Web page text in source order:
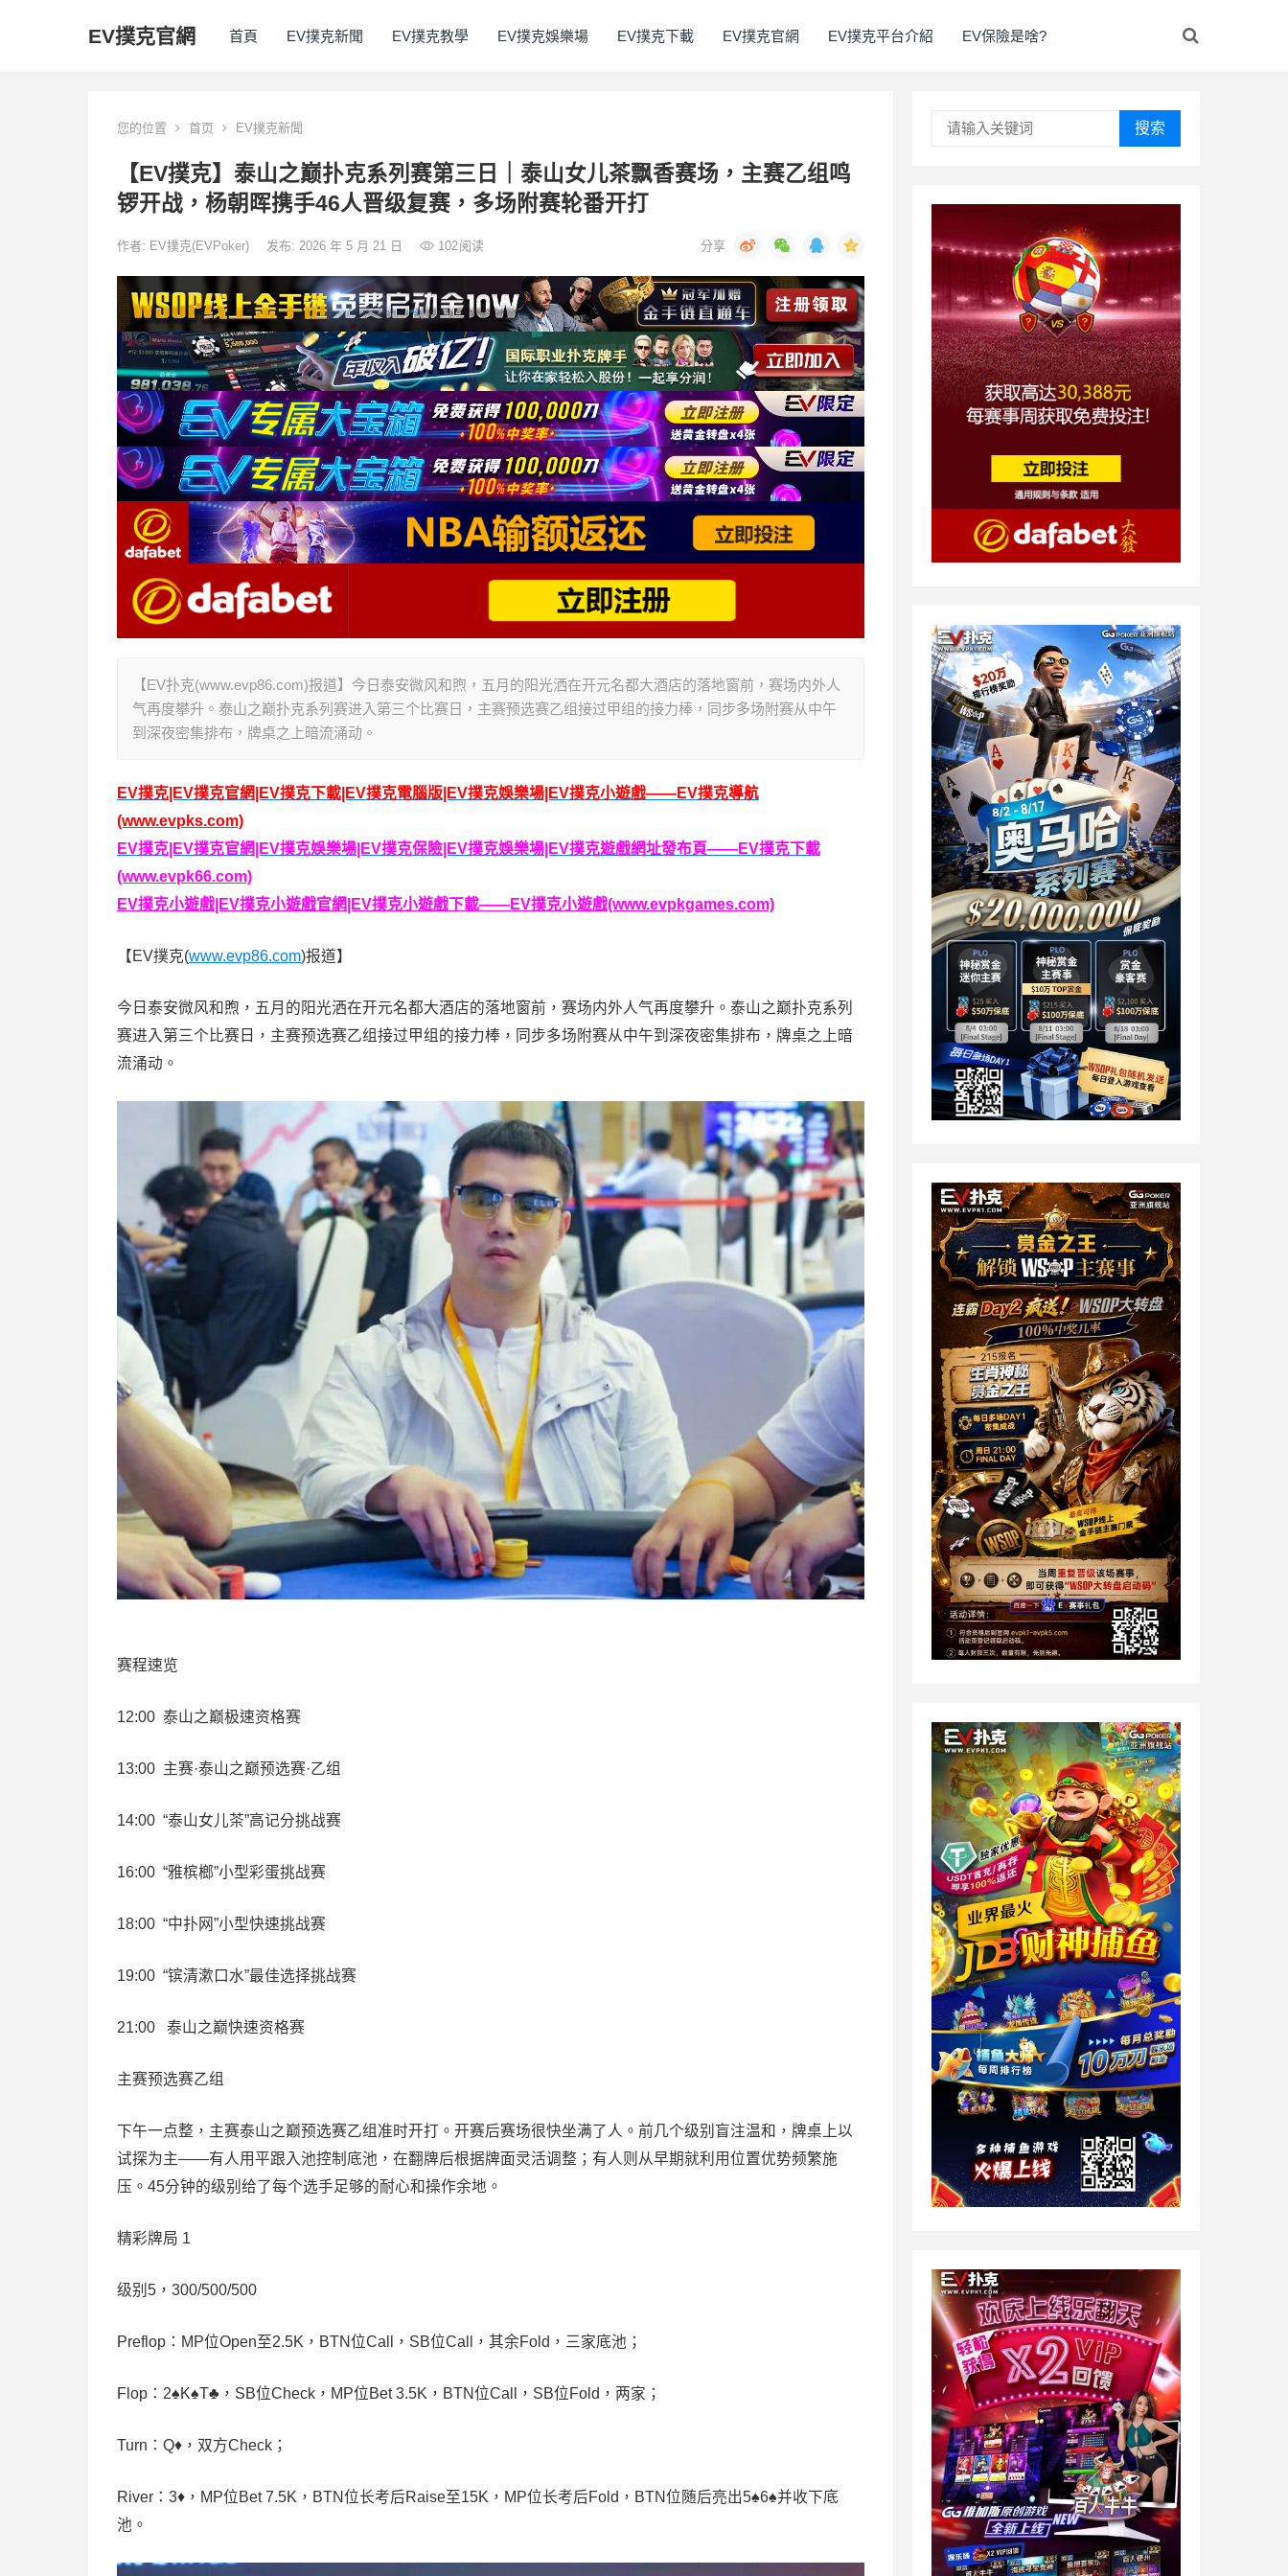
EV撲克官網 首頁 EV撲克新聞 EV撲克教學 EV撲克娛樂場 EV撲克下載 EV撲克官網 EV撲克平台介紹 EV保險是啥?
您的位置 首页 EV撲克新聞
【EV撲克】泰山之巅扑克系列赛第三日｜泰山女儿茶飘香赛场，主赛乙组鸣
锣开战，杨朝晖携手46人晋级复赛，多场附赛轮番开打
作者: EV撲克(EVPoker) 发布: 2026 年 5 月 21 日 102阅读
【EV扑克(www.evp86.com)报道】今日泰安微风和煦，五月的阳光洒在开元名都大酒店的落地窗前，赛场内外人
气再度攀升。泰山之巅扑克系列赛进入第三个比赛日，主赛预选赛乙组接过甲组的接力棒，同步多场附赛从中午
到深夜密集排布，牌桌之上暗流涌动。
EV撲克|EV撲克官網|EV撲克下載|EV撲克電腦版|EV撲克娛樂場|EV撲克小遊戲——EV撲克導航
(www.evpks.com)
EV撲克|EV撲克官網|EV撲克娛樂場|EV撲克保險|EV撲克娛樂場|EV撲克遊戲網址發布頁——EV撲克下載
(www.evpk66.com)
EV撲克小遊戲|EV撲克小遊戲官網|EV撲克小遊戲下載——EV撲克小遊戲(www.evpkgames.com)
【EV撲克(www.evp86.com)报道】
今日泰安微风和煦，五月的阳光洒在开元名都大酒店的落地窗前，赛场内外人气再度攀升。泰山之巅扑克系列
赛进入第三个比赛日，主赛预选赛乙组接过甲组的接力棒，同步多场附赛从中午到深夜密集排布，牌桌之上暗
流涌动。
赛程速览
12:00 泰山之巅极速资格赛
13:00 主赛·泰山之巅预选赛·乙组
14:00 “泰山女儿茶”高记分挑战赛
16:00 “雅槟榔”小型彩蛋挑战赛
18:00 “中扑网”小型快速挑战赛
19:00 “镔清漱口水”最佳选择挑战赛
21:00 泰山之巅快速资格赛
主赛预选赛乙组
下午一点整，主赛泰山之巅预选赛乙组准时开打。开赛后赛场很快坐满了人。前几个级别盲注温和，牌桌上以
试探为主——有人用平跟入池控制底池，在翻牌后根据牌面灵活调整；有人则从早期就利用位置优势频繁施
压。45分钟的级别给了每个选手足够的耐心和操作余地。
精彩牌局 1
级别5，300/500/500
Preflop：MP位Open至2.5K，BTN位Call，SB位Call，其余Fold，三家底池；
Flop：2♠️K♠️T♣️，SB位Check，MP位Bet 3.5K，BTN位Call，SB位Fold，两家；
Turn：Q♦️，双方Check；
River：3♦️，MP位Bet 7.5K，BTN位长考后Raise至15K，MP位长考后Fold，BTN位随后亮出5♠️6♠️并收下底
池。
搜索